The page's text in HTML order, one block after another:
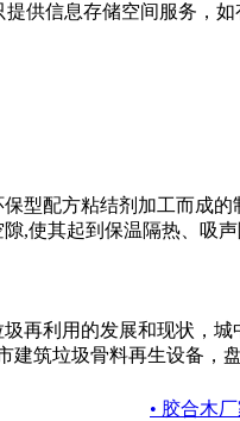
供信息存储空间服务，
型配方粘结剂加工而成
,使其起到保温隔热、吸
再利用的发展和现状，
筑垃圾骨料再生设备，
• 胶合木